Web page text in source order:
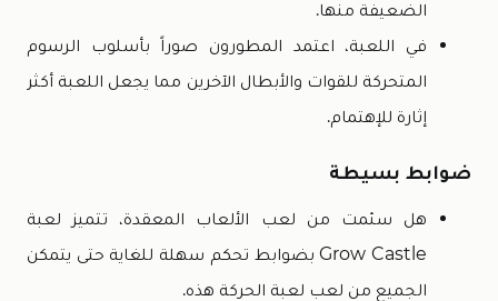
الضعيفة منها.
في اللعبة، اعتمد المطورون صوراً بأسلوب الرسوم
المتحركة للقوات والأبطال الآخرين مما يجعل اللعبة أكثر
إثارة للإهتمام.
ضوابط بسيطة
هل سئمت من لعب الألعاب المعقدة، تتميز لعبة
Grow Castle بضوابط تحكم سهلة للغاية حتى يتمكن
الجميع من لعب لعبة الحركة هذه.